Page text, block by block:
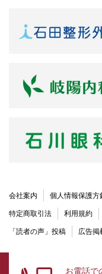
会社案内 個人情報保護方
特定商取引法 利用規約
「読者の声」投稿 広告掲
お電話で